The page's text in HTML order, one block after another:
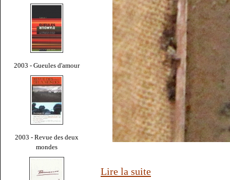
2003 - Gueules d'amour
2003 - Revue des deux
mondes
Lire la suite